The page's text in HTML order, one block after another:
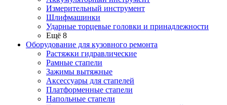
Измерительный инструмент
Шлифмашинки
Ударные торцевые головки и принадлежности
Ещё 8
Оборудование для кузовного ремонта
Растяжки гидравлические
Рамные стапели
Зажимы вытяжные
Аксессуары для стапелей
Платформенные стапели
Напольные стапели